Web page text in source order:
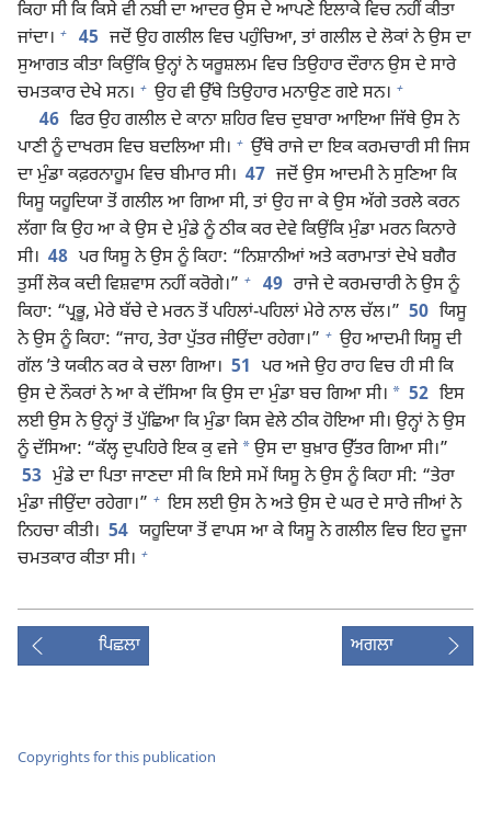
ਕਿਹਾ ਸੀ ਕਿ ਕਿਸੇ ਵੀ ਨਬੀ ਦਾ ਆਦਰ ਉਸ ਦੇ ਆਪਣੇ ਇਲਾਕੇ ਵਿਚ ਨਹੀਂ ਕੀਤਾ
ਜਾਂਦਾ। + 45 ਜਦੋਂ ਉਹ ਗਲੀਲ ਵਿਚ ਪਹੁੰਚਿਆ, ਤਾਂ ਗਲੀਲ ਦੇ ਲੋਕਾਂ ਨੇ ਉਸ ਦਾ
ਸੁਆਗਤ ਕੀਤਾ ਕਿਉਂਕਿ ਉਨ੍ਹਾਂ ਨੇ ਯਰੂਸ਼ਲਮ ਵਿਚ ਤਿਉਹਾਰ ਦੌਰਾਨ ਉਸ ਦੇ ਸਾਰੇ
ਚਮਤਕਾਰ ਦੇਖੇ ਸਨ। + ਉਹ ਵੀ ਉੱਥੇ ਤਿਉਹਾਰ ਮਨਾਉਣ ਗਏ ਸਨ। +
46 ਫਿਰ ਉਹ ਗਲੀਲ ਦੇ ਕਾਨਾ ਸ਼ਹਿਰ ਵਿਚ ਦੁਬਾਰਾ ਆਇਆ ਜਿੱਥੇ ਉਸ ਨੇ
ਪਾਣੀ ਨੂੰ ਦਾਖਰਸ ਵਿਚ ਬਦਲਿਆ ਸੀ। + ਉੱਥੇ ਰਾਜੇ ਦਾ ਇਕ ਕਰਮਚਾਰੀ ਸੀ ਜਿਸ
ਦਾ ਮੁੰਡਾ ਕਫ਼ਰਨਾਹੂਮ ਵਿਚ ਬੀਮਾਰ ਸੀ। 47 ਜਦੋਂ ਉਸ ਆਦਮੀ ਨੇ ਸੁਣਿਆ ਕਿ
ਯਿਸੂ ਯਹੂਦਿਯਾ ਤੋਂ ਗਲੀਲ ਆ ਗਿਆ ਸੀ, ਤਾਂ ਉਹ ਜਾ ਕੇ ਉਸ ਅੱਗੇ ਤਰਲੇ ਕਰਨ
ਲੱਗਾ ਕਿ ਉਹ ਆ ਕੇ ਉਸ ਦੇ ਮੁੰਡੇ ਨੂੰ ਠੀਕ ਕਰ ਦੇਵੇ ਕਿਉਂਕਿ ਮੁੰਡਾ ਮਰਨ ਕਿਨਾਰੇ
ਸੀ। 48 ਪਰ ਯਿਸੂ ਨੇ ਉਸ ਨੂੰ ਕਿਹਾ: “ਨਿਸ਼ਾਨੀਆਂ ਅਤੇ ਕਰਾਮਾਤਾਂ ਦੇਖੇ ਬਗੈਰ
ਤੁਸੀਂ ਲੋਕ ਕਦੀ ਵਿਸ਼ਵਾਸ ਨਹੀਂ ਕਰੋਗੇ।” + 49 ਰਾਜੇ ਦੇ ਕਰਮਚਾਰੀ ਨੇ ਉਸ ਨੂੰ
ਕਿਹਾ: “ਪ੍ਰਭੂ, ਮੇਰੇ ਬੱਚੇ ਦੇ ਮਰਨ ਤੋਂ ਪਹਿਲਾਂ-ਪਹਿਲਾਂ ਮੇਰੇ ਨਾਲ ਚੱਲ।” 50 ਯਿਸੂ
ਨੇ ਉਸ ਨੂੰ ਕਿਹਾ: “ਜਾਹ, ਤੇਰਾ ਪੁੱਤਰ ਜੀਉਂਦਾ ਰਹੇਗਾ।” + ਉਹ ਆਦਮੀ ਯਿਸੂ ਦੀ
ਗੱਲ ʼਤੇ ਯਕੀਨ ਕਰ ਕੇ ਚਲਾ ਗਿਆ। 51 ਪਰ ਅਜੇ ਉਹ ਰਾਹ ਵਿਚ ਹੀ ਸੀ ਕਿ
ਉਸ ਦੇ ਨੌਕਰਾਂ ਨੇ ਆ ਕੇ ਦੱਸਿਆ ਕਿ ਉਸ ਦਾ ਮੁੰਡਾ ਬਚ ਗਿਆ ਸੀ। * 52 ਇਸ
ਲਈ ਉਸ ਨੇ ਉਨ੍ਹਾਂ ਤੋਂ ਪੁੱਛਿਆ ਕਿ ਮੁੰਡਾ ਕਿਸ ਵੇਲੇ ਠੀਕ ਹੋਇਆ ਸੀ। ਉਨ੍ਹਾਂ ਨੇ ਉਸ
ਨੂੰ ਦੱਸਿਆ: “ਕੱਲ੍ਹ ਦੁਪਹਿਰੇ ਇਕ ਕੁ ਵਜੇ *ਉਸ ਦਾ ਬੁਖ਼ਾਰ ਉੱਤਰ ਗਿਆ ਸੀ।”
53 ਮੁੰਡੇ ਦਾ ਪਿਤਾ ਜਾਣਦਾ ਸੀ ਕਿ ਇਸੇ ਸਮੇਂ ਯਿਸੂ ਨੇ ਉਸ ਨੂੰ ਕਿਹਾ ਸੀ: “ਤੇਰਾ
ਮੁੰਡਾ ਜੀਉਂਦਾ ਰਹੇਗਾ।” + ਇਸ ਲਈ ਉਸ ਨੇ ਅਤੇ ਉਸ ਦੇ ਘਰ ਦੇ ਸਾਰੇ ਜੀਆਂ ਨੇ
ਨਿਹਚਾ ਕੀਤੀ। 54 ਯਹੂਦਿਯਾ ਤੋਂ ਵਾਪਸ ਆ ਕੇ ਯਿਸੂ ਨੇ ਗਲੀਲ ਵਿਚ ਇਹ ਦੂਜਾ
ਚਮਤਕਾਰ ਕੀਤਾ ਸੀ। +
ਪਿਛਲਾ ਅਗਲਾ
Copyrights for this publication